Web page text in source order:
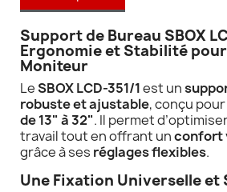
Support de Bureau SBOX
Ergonomie et Stabilité
Moniteur
LeSBOX LCD-351/1est un
robuste et ajustable, conçu pour
de 13" à 32". Il permet
travail tout en offrant unconfort
grâce à ses réglages flexibles.
Une Fixation Universelle et